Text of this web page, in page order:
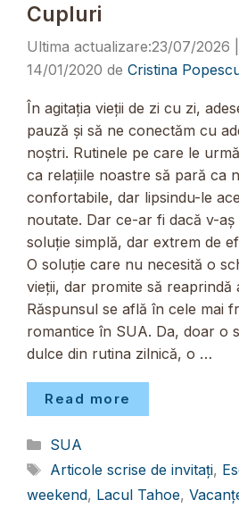
Cupluri
23/07/2026
14/01/2020 de Cristina
În agitația vieții de zi cu zi,
pauză și să ne conectăm cu
noștri. Rutinele pe care le
ca relațiile noastre să pară ca
confortabile, dar lipsindu-le
noutate. Dar ce-ar fi dacă v-
soluție simplă, dar extrem de
O soluție care nu necesită o
vieții, dar promite să reaprindă
Răspunsul se află în cele mai
romantice în SUA. Da, doar o
dulce din rutina zilnică, o …
Read more
Categorii
SUA
Etichete
Articole scrise de invitați,
weekend, Lacul Tahoe,